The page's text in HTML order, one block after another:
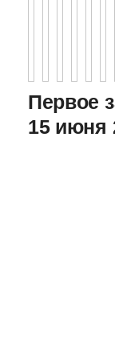
Первое
15 июня